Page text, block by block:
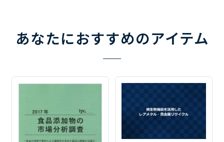
あなたにおすすめのアイテム